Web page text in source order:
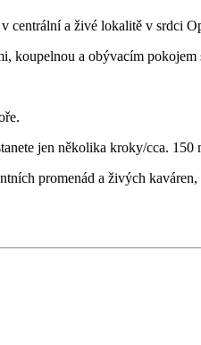
centrální a živé lokalitě v srdci
koupelnou a obývacím
jen několika kroky/cca. 150
promenád a živých